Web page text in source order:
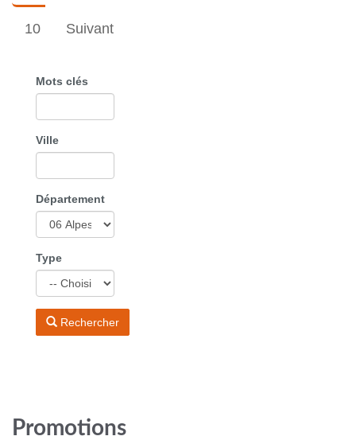
10 Suivant
Mots clés
Ville
Département
Type
Rechercher
Promotions